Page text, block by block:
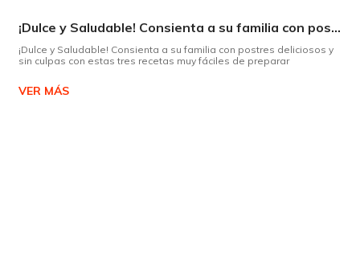
¡Dulce y Saludable! Consienta a su familia con postres deliciosos y sin culpas
¡Dulce y Saludable! Consienta a su familia con postres deliciosos y
sin culpas con estas tres recetas muy fáciles de preparar
VER MÁS